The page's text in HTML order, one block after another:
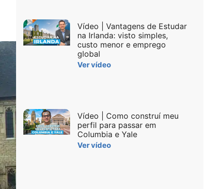
Vídeo | Vantagens de Estudar
na Irlanda: visto simples,
custo menor e emprego
global
Ver vídeo
Vídeo | Como construí meu
perfil para passar em
Columbia e Yale
Ver vídeo